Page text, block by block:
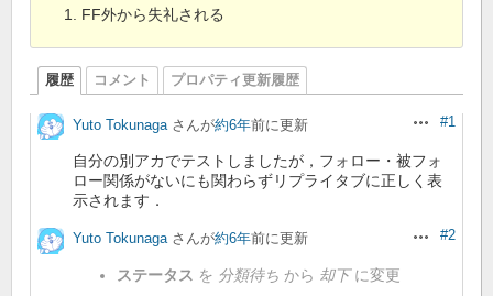
FF外から失礼される
履歴 コメント プロパティ更新履歴
操作#1
Yuto Tokunaga さんが約6年前に更新
自分の別アカでテストしましたが，フォロー・被フォ
ロー関係がないにも関わらずリプライタブに正しく表
示されます．
操作#2
Yuto Tokunagaさんが約6年前に更新
ステータス を 分類待ち から 却下に変更